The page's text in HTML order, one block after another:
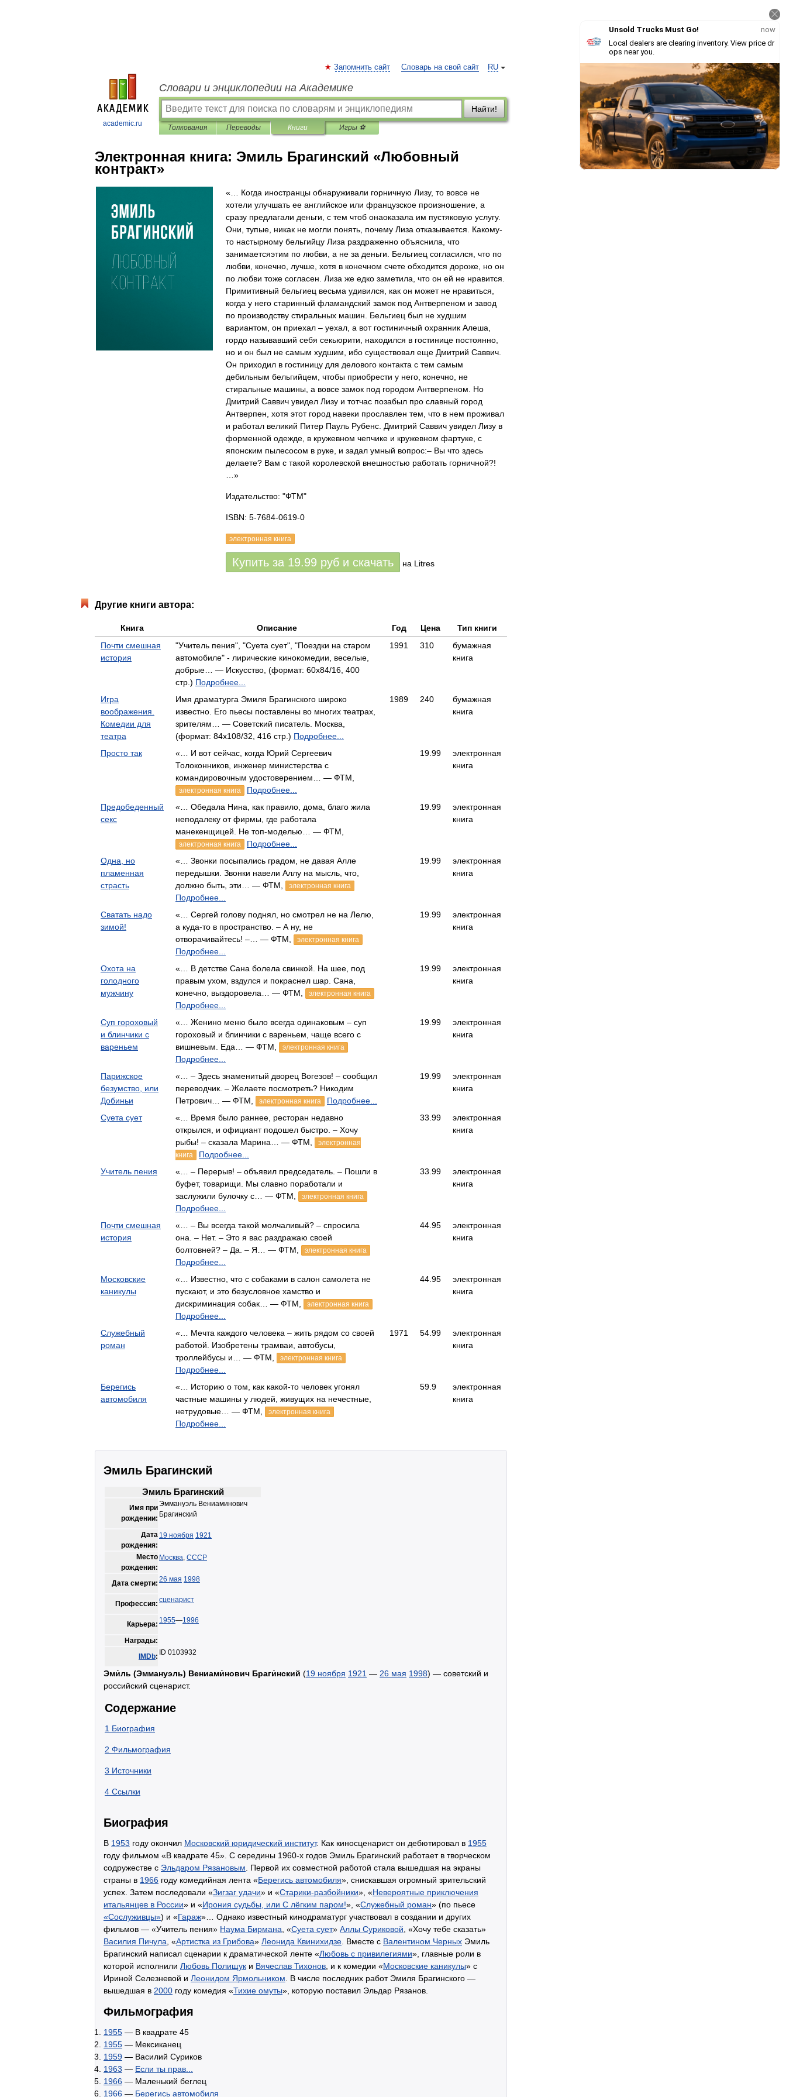
academic.ru
RU
Запомнить сайт Словарь на свой сайт
Словари и энциклопедии на Академике
Найти!
Толкования Переводы Книги Игры ⚽
Электронная книга: Эмиль Брагинский «Любовный
контракт»
«… Когда иностранцы обнаруживали горничную Лизу, то вовсе не
хотели улучшать ее английское или французское произношение, а
сразу предлагали деньги, с тем чтоб онаоказала им пустяковую услугу.
Они, тупые, никак не могли понять, почему Лиза отказывается. Какому-
то настырному бельгийцу Лиза раздраженно объяснила, что
занимаетсяэтим по любви, а не за деньги. Бельгиец согласился, что по
любви, конечно, лучше, хотя в конечном счете обходится дороже, но он
по любви тоже согласен. Лиза же едко заметила, что он ей не нравится.
Примитивный бельгиец весьма удивился, как он может не нравиться,
когда у него старинный фламандский замок под Антверпеном и завод
по производству стиральных машин. Бельгиец был не худшим
вариантом, он приехал – уехал, а вот гостиничный охранник Алеша,
гордо называвший себя секьюрити, находился в гостинице постоянно,
но и он был не самым худшим, ибо существовал еще Дмитрий Саввич.
Он приходил в гостиницу для делового контакта с тем самым
дебильным бельгийцем, чтобы приобрести у него, конечно, не
стиральные машины, а вовсе замок под городом Антверпеном. Но
Дмитрий Саввич увидел Лизу и тотчас позабыл про славный город
Антверпен, хотя этот город навеки прославлен тем, что в нем проживал
и работал великий Питер Пауль Рубенс. Дмитрий Саввич увидел Лизу в
форменной одежде, в кружевном чепчике и кружевном фартуке, с
японским пылесосом в руке, и задал умный вопрос:– Вы что здесь
делаете? Вам с такой королевской внешностью работать горничной?!
…»
Издательство: "ФТМ"
ISBN: 5-7684-0619-0
электронная книга
Купить за 19.99 руб и скачать на Litres
Другие книги автора:
Книга Описание Год Цена
Тип книги
Почти смешная
история
"Учитель пения", "Суета сует", "Поездки на старом
автомобиле" - лирические кинокомедии, веселые,
добрые… — Искусство, (формат: 60x84/16, 400
стр.) Подробнее...
1991 310
бумажная
книга
Игра
воображения.
Комедии для
театра
Имя драматурга Эмиля Брагинского широко
известно. Его пьесы поставлены во многих театрах,
зрителям… — Советский писатель. Москва,
(формат: 84x108/32, 416 стр.) Подробнее...
1989 240
бумажная
книга
Просто так
«… И вот сейчас, когда Юрий Сергеевич
Толоконников, инженер министерства с
командировочным удостоверением… — ФТМ,
электронная книга Подробнее...
19.99
электронная
книга
Предобеденный
секс
«… Обедала Нина, как правило, дома, благо жила
неподалеку от фирмы, где работала
манекенщицей. Не топ-моделью… — ФТМ,
электронная книга Подробнее...
19.99
электронная
книга
Одна, но
пламенная
страсть
«… Звонки посыпались градом, не давая Алле
передышки. Звонки навели Аллу на мысль, что,
должно быть, эти… — ФТМ,
электронная книга
Подробнее...
19.99
электронная
книга
Сватать надо
зимой!
«… Сергей голову поднял, но смотрел не на Лелю,
а куда-то в пространство. – А ну, не
отворачивайтесь! –… — ФТМ,
электронная книга
Подробнее...
19.99
электронная
книга
Охота на
голодного
мужчину
«… В детстве Сана болела свинкой. На шее, под
правым ухом, вздулся и покраснел шар. Сана,
конечно, выздоровела… — ФТМ,
электронная книга
Подробнее...
19.99
электронная
книга
Суп гороховый
и блинчики с
вареньем
«… Женино меню было всегда одинаковым – суп
гороховый и блинчики с вареньем, чаще всего с
вишневым. Еда… — ФТМ,
электронная книга
Подробнее...
19.99
электронная
книга
Парижское
безумство, или
Добиньи
«… – Здесь знаменитый дворец Вогезов! – сообщил
переводчик. – Желаете посмотреть? Никодим
Петрович… — ФТМ,
электронная книга Подробнее...
19.99
электронная
книга
Суета сует
«… Время было раннее, ресторан недавно
открылся, и официант подошел быстро. – Хочу
рыбы! – сказала Марина… — ФТМ,
электронная
книга
Подробнее...
33.99
электронная
книга
Учитель пения
«… – Перерыв! – объявил председатель. – Пошли в
буфет, товарищи. Мы славно поработали и
заслужили булочку с… — ФТМ,
электронная книга
Подробнее...
33.99
электронная
книга
Почти смешная
история
«… – Вы всегда такой молчаливый? – спросила
она. – Нет. – Это я вас раздражаю своей
болтовней? – Да. – Я… — ФТМ,
электронная книга
Подробнее...
44.95
электронная
книга
Московские
каникулы
«… Известно, что с собаками в салон самолета не
пускают, и это безусловное хамство и
дискриминация собак… — ФТМ,
электронная книга
Подробнее...
44.95
электронная
книга
Служебный
роман
«… Мечта каждого человека – жить рядом со своей
работой. Изобретены трамваи, автобусы,
троллейбусы и… — ФТМ,
электронная книга
Подробнее...
1971 54.99
электронная
книга
Берегись
автомобиля
«… Историю о том, как какой-то человек угонял
частные машины у людей, живущих на нечестные,
нетрудовые… — ФТМ,
электронная книга
Подробнее...
59.9
электронная
книга
Эмиль Брагинский
Эмиль Брагинский
Имя при
рождении:
Эммануэль Вениаминович
Брагинский
Дата
рождения:
19 ноября 1921
Место
рождения:
Москва, СССР
Дата смерти: 26 мая 1998
Профессия: сценарист
Карьера: 1955—1996
Награды:
IMDb: ID 0103932
Эми́ль (Эммануэль) Вениами́нович Браги́нский (19 ноября 1921 — 26 мая 1998) — советский и
российский сценарист.
Содержание
1 Биография
2 Фильмография
3 Источники
4 Ссылки
Биография
В 1953 году окончил Московский юридический институт. Как киносценарист он дебютировал в 1955
году фильмом «В квадрате 45». С середины 1960-х годов Эмиль Брагинский работает в творческом
содружестве с Эльдаром Рязановым . Первой их совместной работой стала вышедшая на экраны
страны в 1966 году комедийная лента «Берегись автомобиля», снискавшая огромный зрительский
успех. Затем последовали «Зигзаг удачи» и «Старики-разбойники», «Невероятные приключения
итальянцев в России» и «Ирония судьбы, или С лёгким паром!», «Служебный роман» (по пьесе
«Сослуживцы») и «Гараж»… Однако известный кинодраматург участвовал в создании и других
фильмов — «Учитель пения» Наума Бирмана , «Суета сует» Аллы Суриковой , «Хочу тебе сказать»
Василия Пичула , «Артистка из Грибова» Леонида Квинихидзе . Вместе с Валентином Черных Эмиль
Брагинский написал сценарии к драматической ленте «Любовь с привилегиями», главные роли в
которой исполнили Любовь Полищук и Вячеслав Тихонов , и к комедии «Московские каникулы» с
Ириной Селезневой и Леонидом Ярмольником . В числе последних работ Эмиля Брагинского —
вышедшая в 2000 году комедия «Тихие омуты», которую поставил Эльдар Рязанов.
Фильмография
1955 — В квадрате 45
1955 — Мексиканец
1959 — Василий Суриков
1963 — Если ты прав...
1966 — Маленький беглец
1966 — Берегись автомобиля